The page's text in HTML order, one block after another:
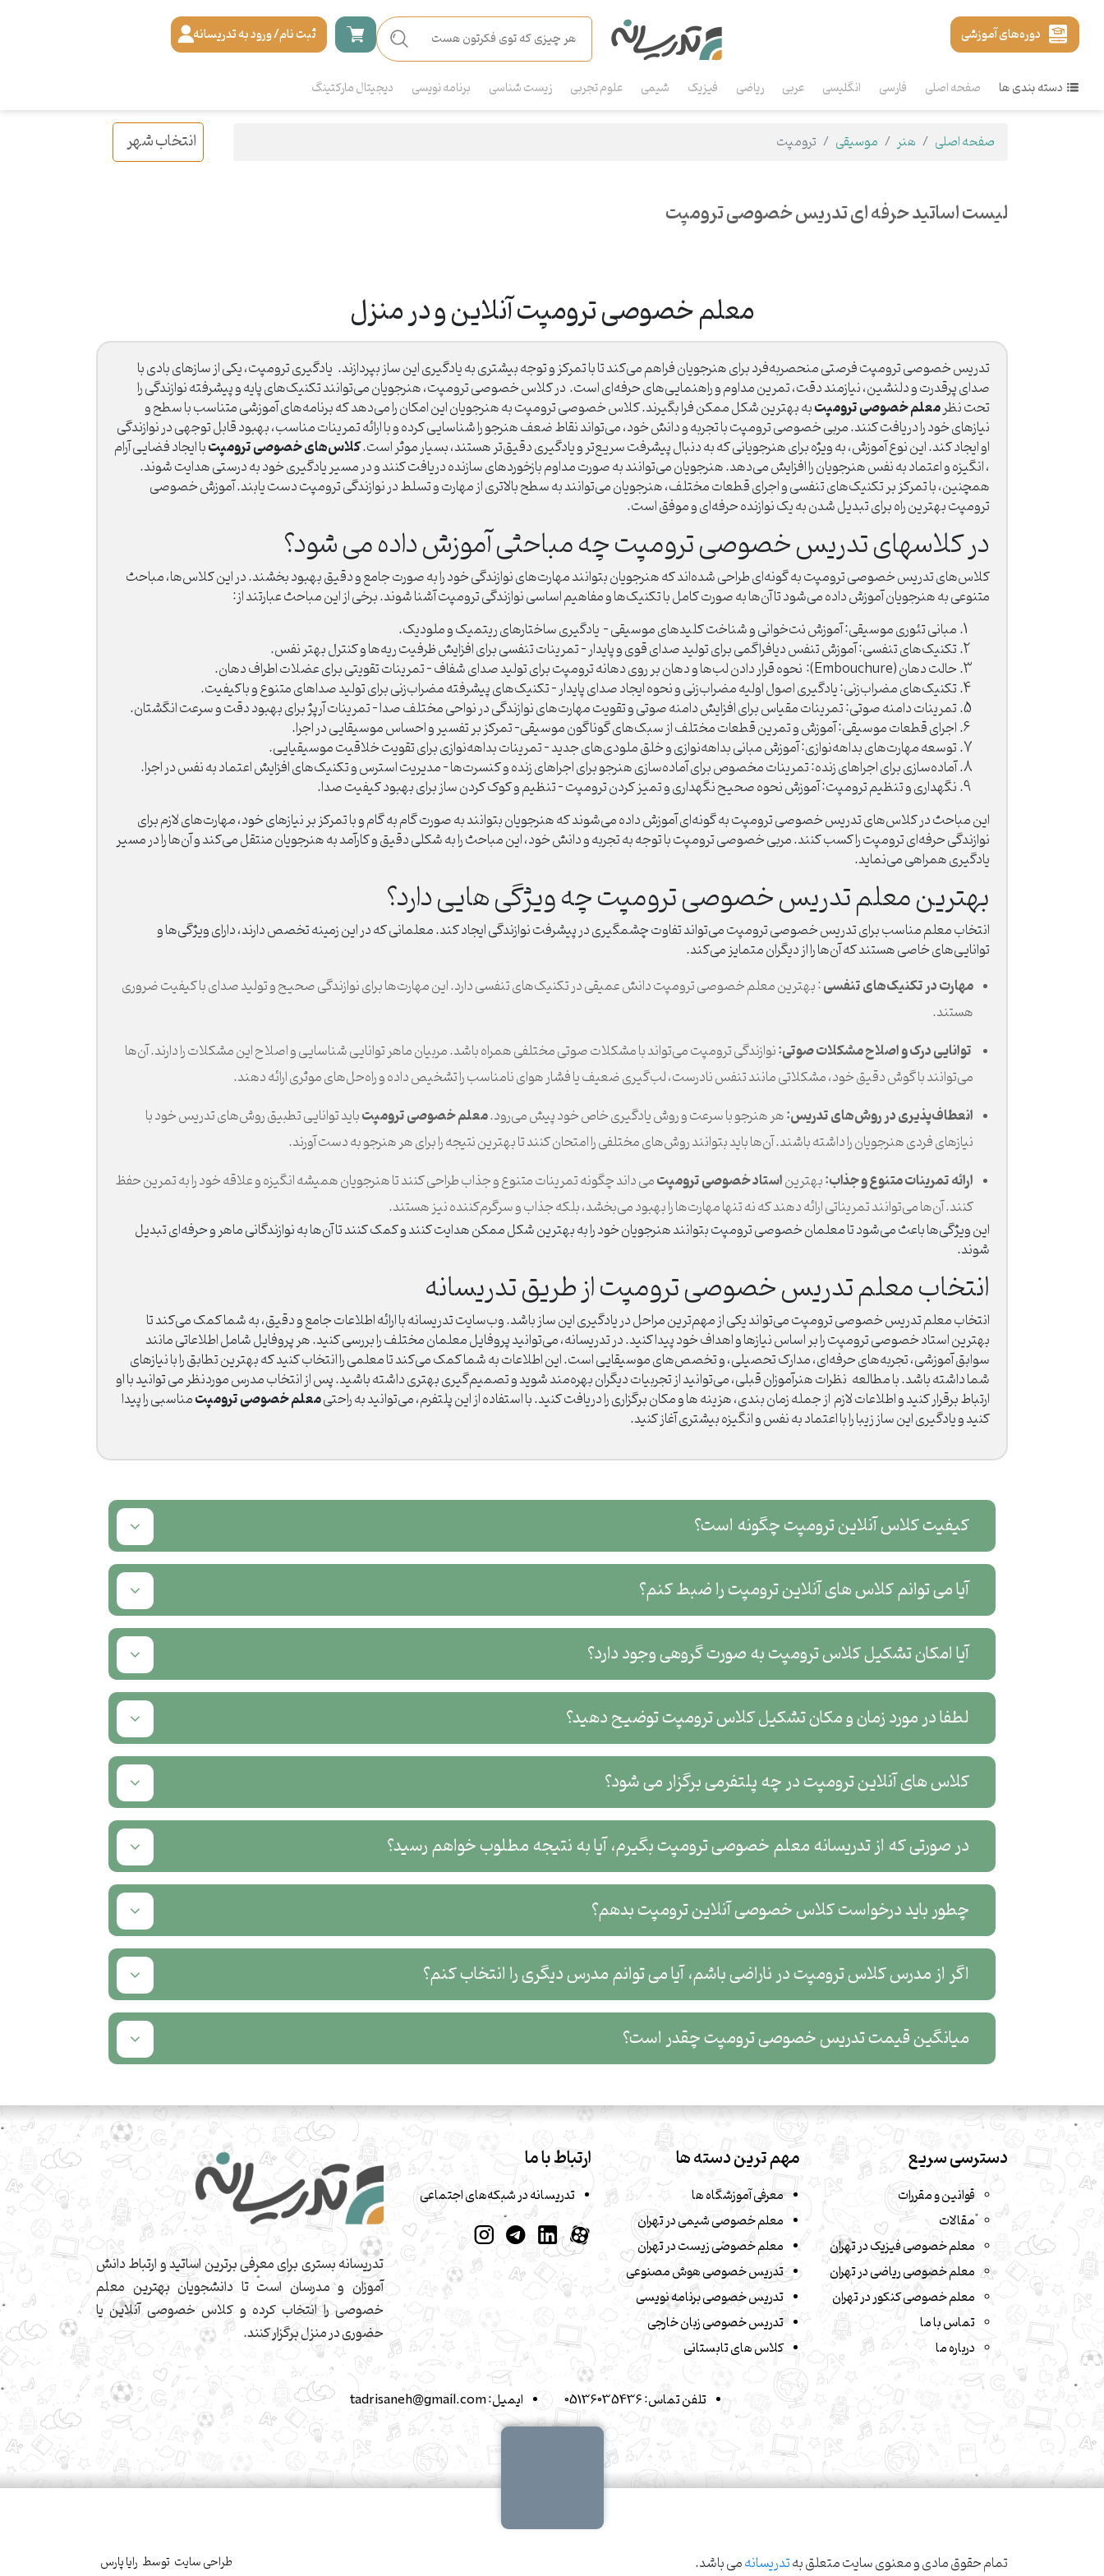
دوره‌های آموزشی ثبت نام/ ورود به تدریسانه
دسته بندی ها صفحه اصلی فارسی انگلیسی عربی ریاضی فیزیک شیمی علوم تجربی زیست شناسی برنامه نویسی دیجیتال مارکتینگ
صفحه اصلی هنر موسیقی ترومپت انتخاب شهر
لیست اساتید حرفه ای تدریس خصوصی ترومپت
معلم خصوصی ترومپت آنلاین و در منزل
تدریس خصوصی ترومپت فرصتی منحصربه‌فرد برای هنرجویان فراهم می‌کند تا با تمرکز و توجه بیشتری به یادگیری این ساز بپردازند. یادگیری ترومپت، یکی از سازهای بادی با
صدای پرقدرت و دلنشین، نیازمند دقت، تمرین مداوم و راهنمایی‌های حرفه‌ای است. در کلاس‌ خصوصی ترومپت، هنرجویان می‌توانند تکنیک‌های پایه و پیشرفته نوازندگی را
تحت نظر معلم خصوصی ترومپتبه بهترین شکل ممکن فرا بگیرند.کلاس خصوصی ترومپت به هنرجویان این امکان را می‌دهد که برنامه‌های آموزشی متناسب با سطح و
نیازهای خود را دریافت کنند. مربی خصوصی ترومپت با تجربه و دانش خود، می‌تواند نقاط ضعف هنرجو را شناسایی کرده و با ارائه تمرینات مناسب، بهبود قابل توجهی در نوازندگی
او ایجاد کند. این نوع آموزش، به ویژه برای هنرجویانی که به دنبال پیشرفت سریع‌تر و یادگیری دقیق‌تر هستند، بسیار موثر است.کلاس‌های خصوصی ترومپتبا ایجاد فضایی آرام
، انگیزه و اعتماد به نفس هنرجویان را افزایش می‌دهد. هنرجویان می‌توانند به صورت مداوم بازخوردهای سازنده دریافت کنند و در مسیر یادگیری خود به درستی هدایت شوند.
همچنین، با تمرکز بر تکنیک‌های تنفسی و اجرای قطعات مختلف، هنرجویان می‌توانند به سطح بالاتری از مهارت و تسلط در نوازندگی ترومپت دست یابند. آموزش خصوصی
ترومپت بهترین راه برای تبدیل شدن به یک نوازنده حرفه‌ای و موفق است.
در کلاسهای تدریس خصوصی ترومپت چه مباحثی آموزش داده می شود؟
کلاس‌های تدریس خصوصی ترومپت به گونه‌ای طراحی شده‌اند که هنرجویان بتوانند مهارت‌های نوازندگی خود را به صورت جامع و دقیق بهبود بخشند. در این کلاس‌ها، مباحث
متنوعی به هنرجویان آموزش داده می‌شود تا آن‌ها به صورت کامل با تکنیک‌ها و مفاهیم اساسی نوازندگی ترومپت آشنا شوند. برخی از این مباحث عبارتند از:
مبانی تئوری موسیقی: آموزش نت‌خوانی و شناخت کلیدهای موسیقی - یادگیری ساختارهای ریتمیک و ملودیک.
تکنیک‌های تنفسی: آموزش تنفس دیافراگمی برای تولید صدای قوی و پایدار - تمرینات تنفسی برای افزایش ظرفیت ریه‌ها و کنترل بهتر نفس.
حالت دهان (Embouchure): نحوه قرار دادن لب‌ها و دهان بر روی دهانه ترومپت برای تولید صدای شفاف - تمرینات تقویتی برای عضلات اطراف دهان.
تکنیک‌های مضراب‌زنی: یادگیری اصول اولیه مضراب‌زنی و نحوه ایجاد صدای پایدار - تکنیک‌های پیشرفته مضراب‌زنی برای تولید صداهای متنوع و باکیفیت.
تمرینات دامنه صوتی: تمرینات مقیاس برای افزایش دامنه صوتی و تقویت مهارت‌های نوازندگی در نواحی مختلف صدا - تمرینات آرپژ برای بهبود دقت و سرعت انگشتان.
اجرای قطعات موسیقی: آموزش و تمرین قطعات مختلف از سبک‌های گوناگون موسیقی- تمرکز بر تفسیر و احساس موسیقایی در اجرا.
توسعه مهارت‌های بداهه‌نوازی: آموزش مبانی بداهه‌نوازی و خلق ملودی‌های جدید - تمرینات بداهه‌نوازی برای تقویت خلاقیت موسیقیایی.
آماده‌سازی برای اجراهای زنده: تمرینات مخصوص برای آماده‌سازی هنرجو برای اجراهای زنده و کنسرت‌ها - مدیریت استرس و تکنیک‌های افزایش اعتماد به نفس در اجرا.
نگهداری و تنظیم ترومپت: آموزش نحوه صحیح نگهداری و تمیز کردن ترومپت - تنظیم و کوک کردن ساز برای بهبود کیفیت صدا.
این مباحث در کلاس‌های تدریس خصوصی ترومپت به گونه‌ای آموزش داده می‌شوند که هنرجویان بتوانند به صورت گام به گام و با تمرکز بر نیازهای خود، مهارت‌های لازم برای
نوازندگی حرفه‌ای ترومپت را کسب کنند. مربی خصوصی ترومپت با توجه به تجربه و دانش خود، این مباحث را به شکلی دقیق و کارآمد به هنرجویان منتقل می‌کند و آن‌ها را در مسیر
یادگیری همراهی می‌نماید.
بهترین معلم تدریس خصوصی ترومپت چه ویژگی هایی دارد؟
انتخاب معلم مناسب برای تدریس خصوصی ترومپت می‌تواند تفاوت چشمگیری در پیشرفت نوازندگی ایجاد کند. معلمانی که در این زمینه تخصص دارند، دارای ویژگی‌ها و
توانایی‌های خاصی هستند که آن‌ها را از دیگران متمایز می‌کند.
مهارت در تکنیک‌های تنفسی: بهترین معلم خصوصی ترومپت دانش عمیقی در تکنیک‌های تنفسی دارد. این مهارت‌ها برای نوازندگی صحیح و تولید صدای با کیفیت ضروری
هستند.
توانایی درک و اصلاح مشکلات صوتی:نوازندگی ترومپت می‌تواند با مشکلات صوتی مختلفی همراه باشد. مربیان ماهر توانایی شناسایی و اصلاح این مشکلات را دارند. آن‌ها
می‌توانند با گوش دقیق خود، مشکلاتی مانند تنفس نادرست، لب‌گیری ضعیف یا فشار هوای نامناسب را تشخیص داده و راه‌حل‌های موثری ارائه دهند.
انعطاف‌پذیری در روش‌های تدریس:هر هنرجو با سرعت و روش یادگیری خاص خود پیش می‌رود.معلم خصوصی ترومپتباید توانایی تطبیق روش‌های تدریس خود با
نیازهای فردی هنرجویان را داشته باشند. آن‌ها باید بتوانند روش‌های مختلفی را امتحان کنند تا بهترین نتیجه را برای هر هنرجو به دست آورند.
ارائه تمرینات متنوع و جذاب:بهتریناستاد خصوصی ترومپتمی داند چگونه تمرینات متنوع و جذاب طراحی کنند تا هنرجویان همیشه انگیزه و علاقه خود را به تمرین حفظ
کنند. آن‌ها می‌توانند تمریناتی ارائه دهند که نه تنها مهارت‌ها را بهبود می‌بخشد، بلکه جذاب و سرگرم‌کننده نیز هستند.
این ویژگی‌ها باعث می‌شود تا معلمان خصوصی ترومپت بتوانند هنرجویان خود را به بهترین شکل ممکن هدایت کنند و کمک کنند تا آن‌ها به نوازندگانی ماهر و حرفه‌ای تبدیل
شوند.
انتخاب معلم تدریس خصوصی ترومپت از طریق تدریسانه
انتخاب معلم تدریس خصوصی ترومپت می‌تواند یکی از مهم‌ترین مراحل در یادگیری این ساز باشد. وب‌سایت تدریسانه با ارائه اطلاعات جامع و دقیق، به شما کمک می‌کند تا
بهترین استاد خصوصی ترومپت را بر اساس نیازها و اهداف خود پیدا کنید.در تدریسانه، می‌توانید پروفایل معلمان مختلف را بررسی کنید. هر پروفایل شامل اطلاعاتی مانند
سوابق آموزشی، تجربه‌های حرفه‌ای، مدارک تحصیلی، و تخصص‌های موسیقایی است. این اطلاعات به شما کمک می‌کند تا معلمی را انتخاب کنید که بهترین تطابق را با نیازهای
شما داشته باشد. با مطالعه نظرات هنرآموزان قبلی، می‌توانید از تجربیات دیگران بهره‌مند شوید و تصمیم‌گیری بهتری داشته باشید. پس از انتخاب مدرس موردنظر می توانید با او
ارتباط برقرار کنید و اطلاعات لازم از جمله زمان بندی، هزینه ها و مکان برگزاری را دریافت کنید.با استفاده از این پلتفرم، می‌توانید به راحتیمعلم خصوصی ترومپتمناسبی را پیدا
کنید و یادگیری این ساز زیبا را با اعتماد به نفس و انگیزه بیشتری آغاز کنید.
کیفیت کلاس آنلاین ترومپت چگونه است؟
آیا می توانم کلاس های آنلاین ترومپت را ضبط کنم؟
آیا امکان تشکیل کلاس ترومپت به صورت گروهی وجود دارد؟
لطفا در مورد زمان و مکان تشکیل کلاس ترومپت توضیح دهید؟
کلاس های آنلاین ترومپت در چه پلتفرمی برگزار می شود؟
در صورتی که از تدریسانه معلم خصوصی ترومپت بگیرم، آیا به نتیجه مطلوب خواهم رسید؟
چطور باید درخواست کلاس خصوصی آنلاین ترومپت بدهم؟
اگر از مدرس کلاس ترومپت در ناراضی باشم، آیا می توانم مدرس دیگری را انتخاب کنم؟
میانگین قیمت تدریس خصوصی ترومپت چقدر است؟
دسترسی سریع
قوانین و مقررات
مقالات
معلم خصوصی فیزیک در تهران
معلم خصوصی ریاضی در تهران
معلم خصوصی کنکور در تهران
تماس با ما
درباره ما
مهم ترین دسته ها
معرفی آموزشگاه ها
معلم خصوصی شیمی در تهران
معلم خصوصی زیست در تهران
تدریس خصوصی هوش مصنوعی
تدریس خصوصی برنامه نویسی
تدریس خصوصی زبان خارجی
کلاس های تابستانی
ارتباط با ما
تدریسانه در شبکه‌های اجتماعی
تدریسانه بستری برای معرفی برترین اساتید و ارتباط دانش
آموزان و مدرسان است تا دانشجویان بهترین معلم
خصوصی را انتخاب کرده و کلاس خصوصی آنلاین یا
حضوری در منزل برگزار کنند.
تلفن تماس:05136035436 ایمیل:tadrisaneh@gmail.com
تمام حقوق مادی و معنوی سایت متعلق بهتدریسانهمی باشد. طراحی سایت توسط رایا پارس